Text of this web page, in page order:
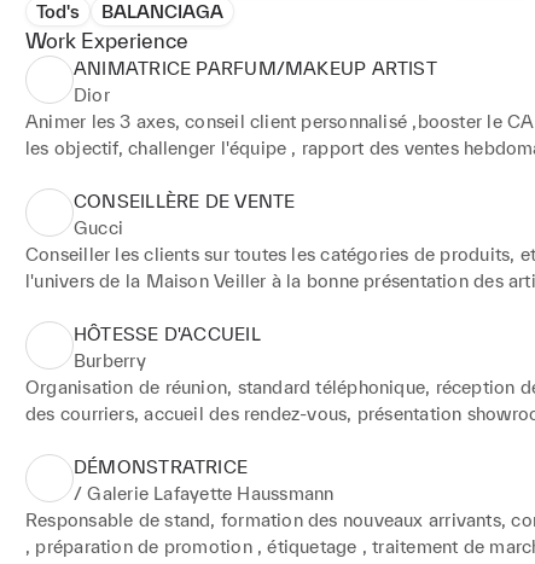
Tod's
BALANCIAGA
Work Experience
ANIMATRICE PARFUM/MAKEUP ARTIST
Dior
Animer les 3 axes, conseil client personnalisé ,booster le
les objectif, challenger l'équipe , rapport des ventes
CONSEILLÈRE DE VENTE
Gucci
Conseiller les clients sur toutes les catégories de produits,
l'univers de la Maison Veiller à la bonne présentation des
Investissement auprès des clients pour développer des
exploitant tous les outils pertinents afin de les fidéliser
Accueil de chaque visiteur : Client, coursier, livreur
nouvelle collection,inventaire
HÔTESSE D'ACCUEIL
Burberry
Organisation de réunion, standard téléphonique, réception
des courriers, accueil des rendez-vous, présentation
DÉMONSTRATRICE
/ Galerie Lafayette Haussmann
Responsable de stand, formation des nouveaux arrivants,
, préparation de promotion , étiquetage , traitement de